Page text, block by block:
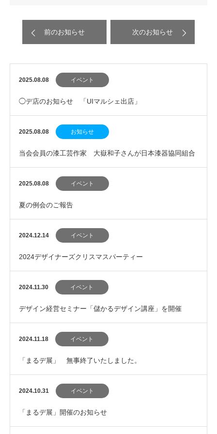
前のお知らせ 次のお知らせ
2025.08.08 イベント
◯デ店のお知らせ 「UIマルシェ出店」
2025.08.08 お知らせ
当会会員の漆工芸作家 大嶽和子さんが日本漆器協同組合
連合会理事長賞を受賞！
2025.08.08 イベント
夏の例会のご報告
2024.12.14 イベント
2024デザイナーズクリスマスパーティー
2024.11.30 イベント
デザイン経営セミナー「儲かるデザイン講座」を開催
2024.11.18 イベント
「まるデ展」 無事終了いたしました。
2024.10.31 イベント
「まるデ展」開催のお知らせ